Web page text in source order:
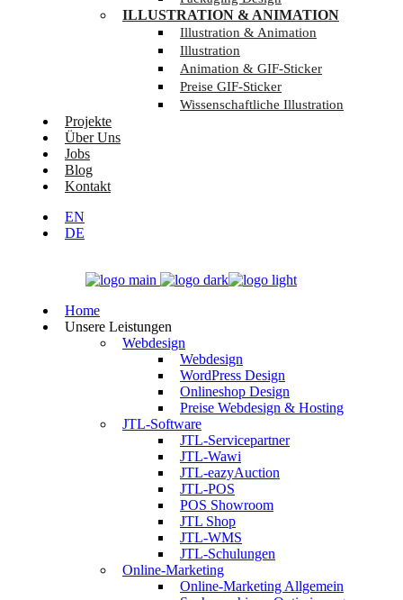
ILLUSTRATION & ANIMATION
Illustration & Animation
Illustration
Animation & GIF-Sticker
Preise GIF-Sticker
Wissenschaftliche Illustration
Projekte
Über Uns
Jobs
Blog
Kontakt
EN
DE
Home
Unsere Leistungen
Webdesign
Webdesign
WordPress Design
Onlineshop Design
Preise Webdesign & Hosting
JTL-Software
JTL-Servicepartner
JTL-Wawi
JTL-eazyAuction
JTL-POS
POS Showroom
JTL Shop
JTL-WMS
JTL-Schulungen
Online-Marketing
Online-Marketing Allgemein